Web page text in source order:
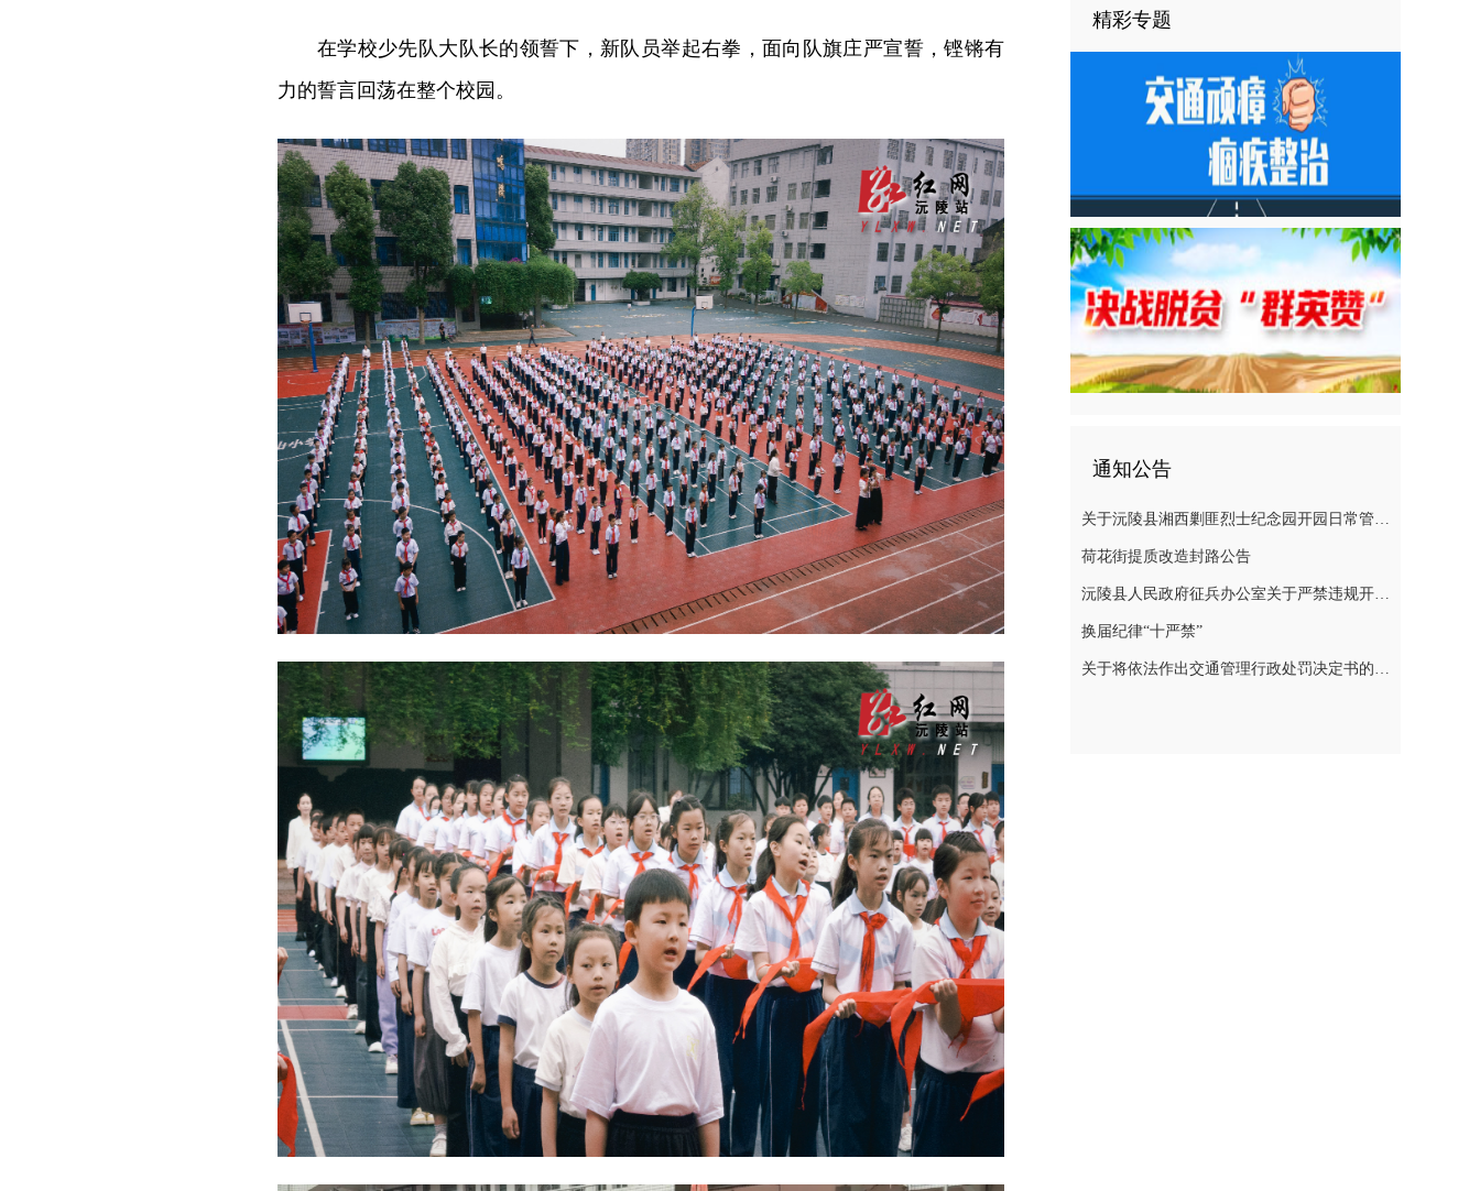
在学校少先队大队长的领誓下，新队员举起右拳，面向队旗庄严宣誓，铿锵有
力的誓言回荡在整个校园。
精彩专题
通知公告
关于沅陵县湘西剿匪烈士纪念园开园日常管理规定（草案）公开征求意见的公告
荷花街提质改造封路公告
沅陵县人民政府征兵办公室关于严禁违规开展 涉征兵商业化培训的公告
换届纪律“十严禁”
关于将依法作出交通管理行政处罚决定书的公告